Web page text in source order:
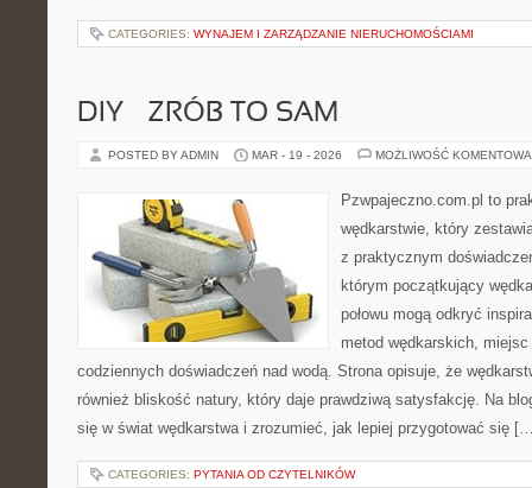
CATEGORIES: WYNAJEM I ZARZĄDZANIE NIERUCHOMOŚCIAMI
DIY – ZRÓB TO SAM
POSTED BY ADMIN MAR - 19 - 2026 MOŻLIWOŚĆ
Pzwpajeczno.com.pl to
wędkarstwie, który
z praktycznym
którym początkujący
połowu mogą odkryć
metod wędkarskich,
codziennych doświadczeń nad wodą. Strona opisuje, że
również bliskość natury, który daje prawdziwą satysfakcję. Na
się w świat wędkarstwa i zrozumieć, jak lepiej przygotować się
CATEGORIES: PYTANIA OD CZYTELNIKÓW